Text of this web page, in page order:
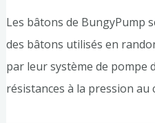
Les bâtons de BungyPump
des bâtons utilisés en
par leur système de pompe
résistances à la pression au